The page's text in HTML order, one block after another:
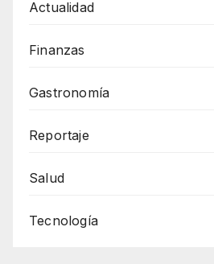
Actualidad
Finanzas
Gastronomía
Reportaje
Salud
Tecnología